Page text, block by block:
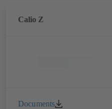
Calio Z
Documents